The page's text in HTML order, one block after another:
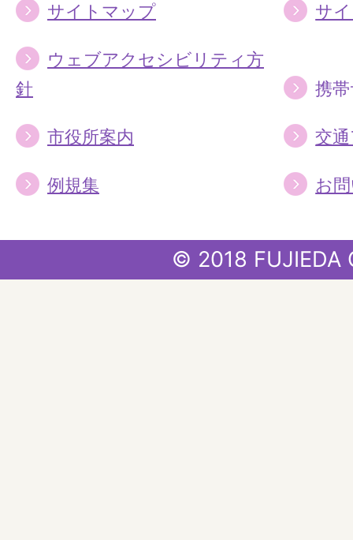
サイトマップ サ
ウェブアクセシビリティ方
針
携
市役所案内 交
例規集 お
© 2018 FUJIEDA